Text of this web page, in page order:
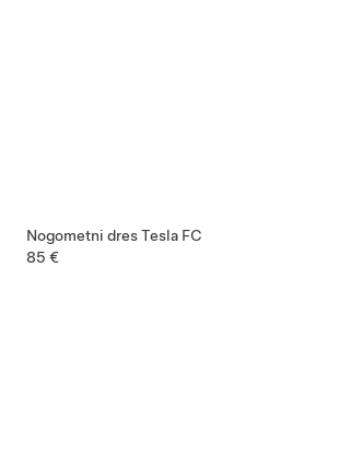
Nogometni dres Tesla FC
85 €